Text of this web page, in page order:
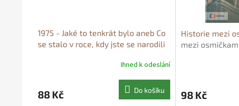
1975 - Jaké to tenkrát bylo aneb Co
se stalo v roce, kdy jste se narodili
se stalo v roce, kdy jste se narodili
Ihned k odeslání
88 Kč Do košíku
Historie mezi
mezi
98 Kč